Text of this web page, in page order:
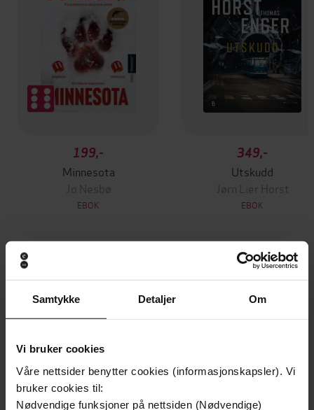
Samtykke Detaljer Om
Vi bruker cookies
Våre nettsider benytter cookies (informasjonskapsler). Vi
bruker cookies til:
Nødvendige funksjoner på nettsiden (Nødvendige)
199,-
Minnesota
Jo Nesbø
EBOK
349,-
Utskudd
Jørn Lier Horst
EBOK
Undertittel How You Can Become More Hopeful,
Connected, and Happy
Maggie Sarachek(forfatter),Maggie
Sarachek
Forlag Sheldon Press